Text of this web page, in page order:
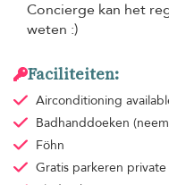
Concierge kan het
weten :)
Faciliteiten:
Airconditioning
Badhanddoeken
Föhn
Gratis parkeren